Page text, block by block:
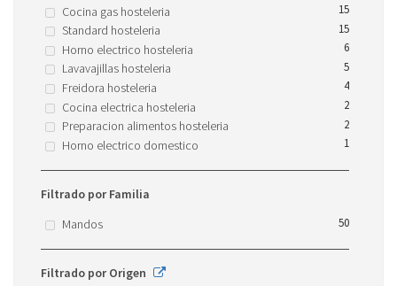
Cocina gas hosteleria
15
Standard hosteleria 15
Horno electrico hosteleria 6
Lavavajillas hosteleria 5
Freidora hosteleria 4
Cocina electrica hosteleria 2
Preparacion alimentos hosteleria 2
Horno electrico domestico 1
Filtrado por Familia
Mandos
50
Filtrado por Origen